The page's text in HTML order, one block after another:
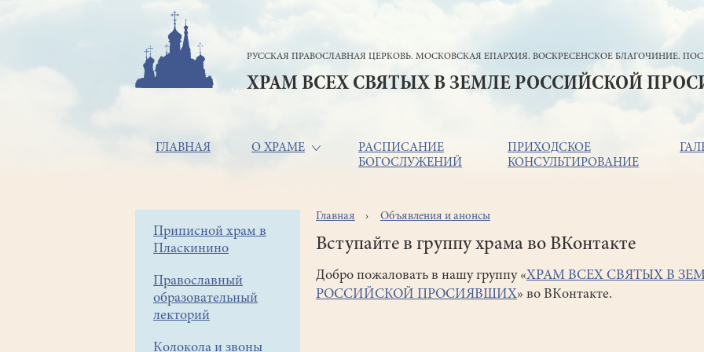
РУССКАЯ ПРАВОСЛАВНАЯ ЦЕРКОВЬ. МОСКОВСКАЯ ЕПАРХИЯ. ВОСКРЕСЕНСКОЕ БЛАГОЧИНИЕ.
ХРАМ ВСЕХ СВЯТЫХ В ЗЕМЛЕ РОССИЙСКОЙ
Основная
ГЛАВНАЯ О ХРАМЕ
РАСПИСАНИЕ
БОГОСЛУЖЕНИЙ
ПРИХОДСКОЕ
КОНСУЛЬТИРОВАНИЕ
Боковое
меню
Приписной храм в
Пласкинино
Православный
образовательный
лекторий
Колокола и звоны
Строка
навигации
Главная Объявления и анонсы
Вступайте в группу храма во ВКонтакте
Добро пожаловать в нашу группу «ХРАМ ВСЕХ СВЯТЫХ В
РОССИЙСКОЙ ПРОСИЯВШИХ» во ВКонтакте.